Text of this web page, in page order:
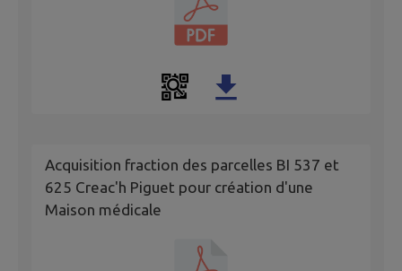
Acquisition fraction des parcelles BI 537 et
625 Creac'h Piguet pour création d'une
Maison médicale